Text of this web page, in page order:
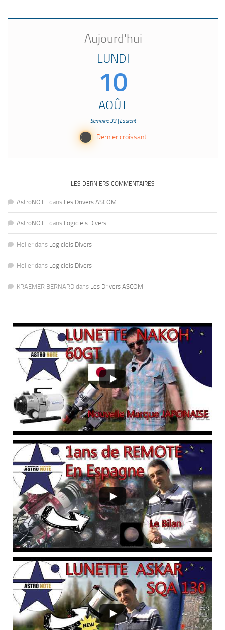
Aujourd'hui
LUNDI
10
AOÛT
Semaine 33 | Laurent
Y Dernier croissant
LES DERNIERS COMMENTAIRES
AstroNOTE dans Les Drivers ASCOM
AstroNOTE dans Logiciels Divers
Heller dans Logiciels Divers
Heller dans Logiciels Divers
KRAEMER BERNARD dans Les Drivers ASCOM